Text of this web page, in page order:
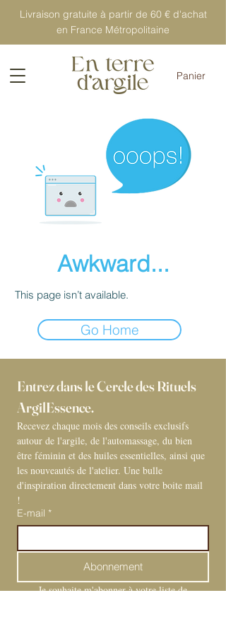
Livraison gratuite à partir de 60 € d'achat
en France Métropolitaine
Panier
Awkward...
This page isn’t available.
Go Home
Entrez dans le Cercle des Rituels
ArgilEssence.
Recevez chaque mois des conseils exclusifs
autour de l'argile, de l'automassage, du bien
être féminin et des huiles essentielles, ainsi que
les nouveautés de l'atelier. Une bulle
d'inspiration directement dans votre boite mail
!
E-mail *
Abonnement
Je souhaite m'abonner à votre liste de